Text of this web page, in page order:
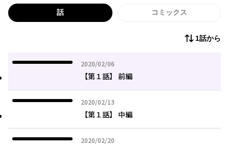
話 コミックス
1話から
2020/02/06
2020年02月06日
【第１話】 前編
2020/02/13
2020年02月13日
【第１話】 中編
2020/02/20
2020年02月20日